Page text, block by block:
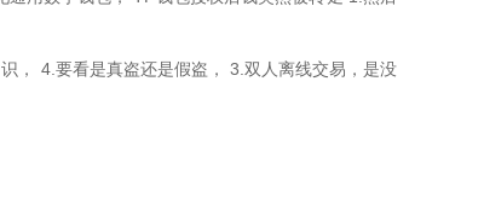
， 4.要看是真盗还是假盗， 3.双人离线交易，是没